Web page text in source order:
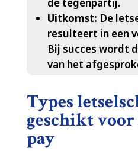
Uitkomst: De
resulteert in een
Bij succes wordt
van het
Types
geschikt
pay